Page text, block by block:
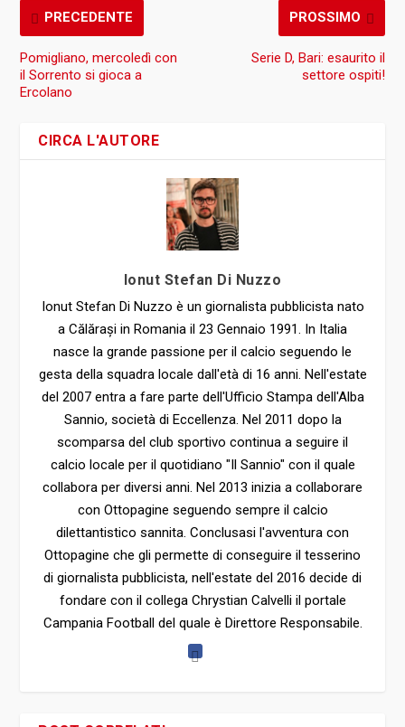
CIRCA L'AUTORE
Ionut Stefan Di Nuzzo
a Călărași in Romania il 23 Gennaio 1991. In Italia
nasce la grande passione per il calcio seguendo le
gesta della squadra locale dall'età di 16 anni. Nell'estate
Sannio, società di Eccellenza. Nel 2011 dopo la
scomparsa del club sportivo continua a seguire il
calcio locale per il quotidiano "Il Sannio" con il quale
collabora per diversi anni. Nel 2013 inizia a collaborare
con Ottopagine seguendo sempre il calcio
dilettantistico sannita. Conclusasi l'avventura con
Ottopagine che gli permette di conseguire il tesserino
di giornalista pubblicista, nell'estate del 2016 decide di
fondare con il collega Chrystian Calvelli il portale
Campania Football del quale è Direttore Responsabile.
POST CORRELATI